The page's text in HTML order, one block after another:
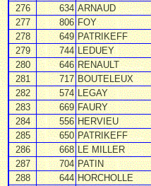
276
634 ARNAUD
277
806 FOY
278
649 PATRIKEFF
279
744 LEDUEY
280
646 RENAULT
281
717 BOUTELEUX
282
574 LEGAY
283
669 FAURY
284
556 HERVIEU
285
650 PATRIKEFF
286
668 LE MILLER
287
704 PATIN
288
644 HORCHOLLE